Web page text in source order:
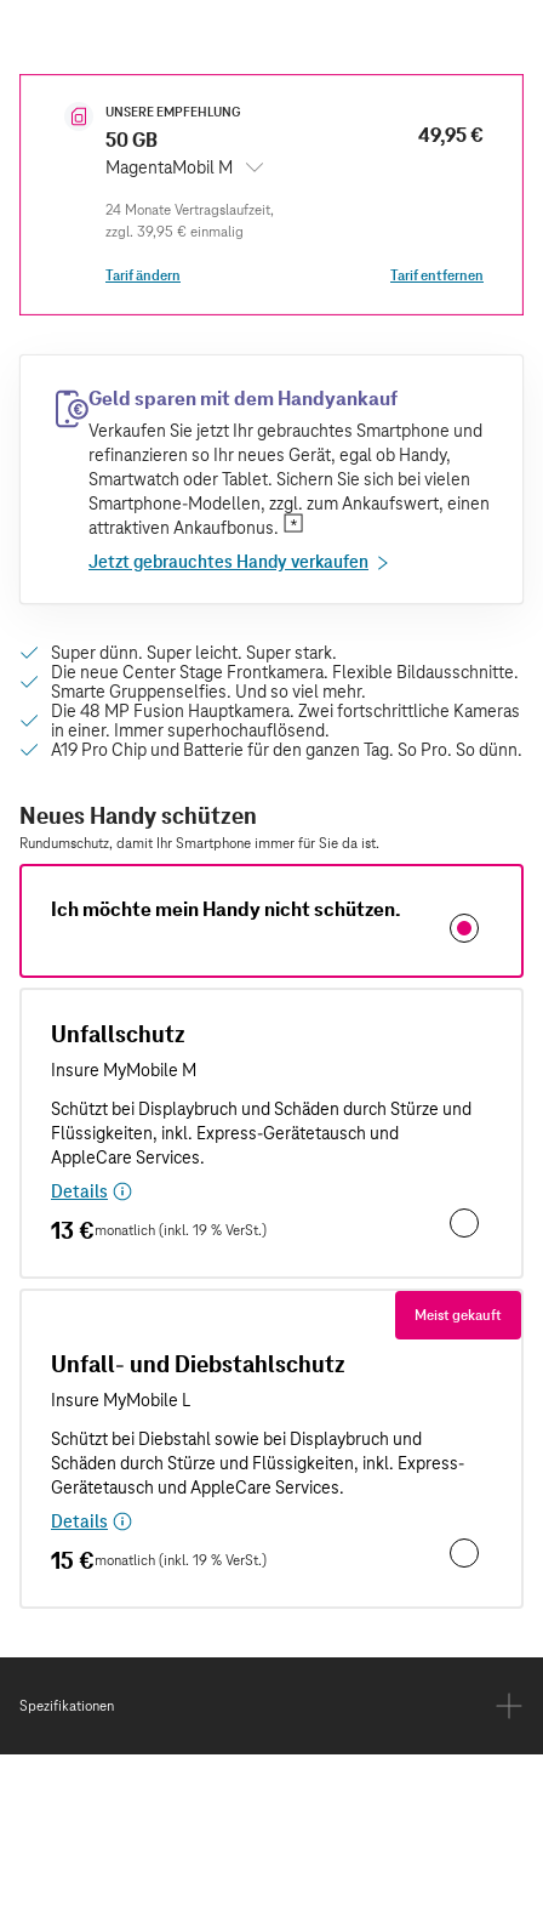
UNSERE EMPFEHLUNG
50 GB
MagentaMobil M
49,95 €
zzgl. 39,95 € einmalig
Tarif ändern Tarif entfernen
Geld sparen mit dem Handyankauf
Verkaufen Sie jetzt Ihr gebrauchtes Smartphone und
refinanzieren so Ihr neues Gerät, egal ob Handy,
Smartwatch oder Tablet. Sichern Sie sich bei vielen
Smartphone-Modellen, zzgl. zum Ankaufswert, einen
attraktiven Ankaufbonus.
Jetzt gebrauchtes Handy verkaufen
Neues Handy schützen
Rundumschutz, damit Ihr Smartphone immer für Sie da ist.
Ich möchte mein Handy nicht schützen.
Unfallschutz
Details
13 €monatlich (inkl. 19 % VerSt.)
Meist gekauft
Unfall- und Diebstahlschutz
Details
15 €monatlich (inkl. 19 % VerSt.) Unfall- und
Spezifikationen